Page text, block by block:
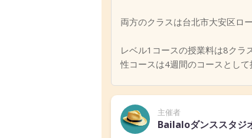
両方のクラスは台北市大安区ロ
レベル1コースの授業料は8ク
性コースは4週間のコースとし
主催者
Bailaloダンススタジ